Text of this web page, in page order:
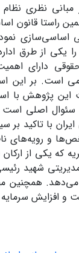
مبانی نظری
راستا قانون
اساسی‌سازی
یکی از طرق
دارای
است. بر این
پژوهش با
سئوال اصلی
با تاکید
و رویه‌های
که یکی از
مدیریتی شهید
همچنین
و افزایش